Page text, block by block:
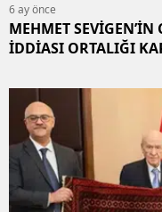
6 ay önce
MEHMET SEVİGEN’İN
İDDİASI ORTALIĞI